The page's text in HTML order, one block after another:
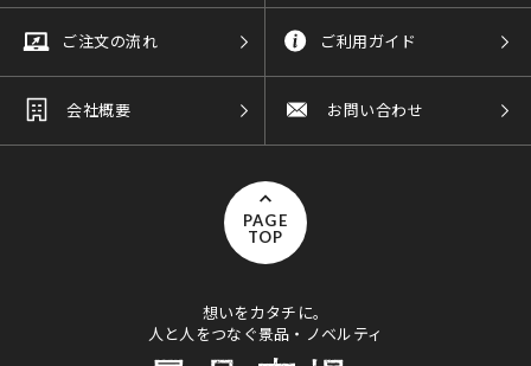
ご注文の流れ ご利用ガイド
会社概要 お問い合わせ
PAGE
TOP
想いをカタチに。
人と人をつなぐ景品・ノベルティ